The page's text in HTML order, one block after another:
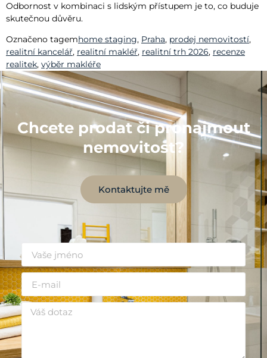
Odbornost v kombinaci s lidským přístupem je to, co buduje
skutečnou důvěru.
Označeno tagemhome staging, Praha, prodej nemovitostí,
realitní kancelář, realitní makléř, realitní trh 2026, recenze
realitek, výběr makléře
Chcete prodat či pronajmout
nemovitost?
Kontaktujte mě